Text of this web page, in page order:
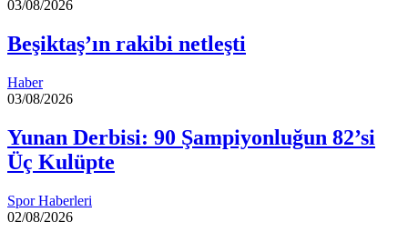
03/08/2026
Beşiktaş’ın rakibi netleşti
Haber
03/08/2026
Yunan Derbisi: 90 Şampiyonluğun 82’si
Üç Kulüpte
Spor Haberleri
02/08/2026